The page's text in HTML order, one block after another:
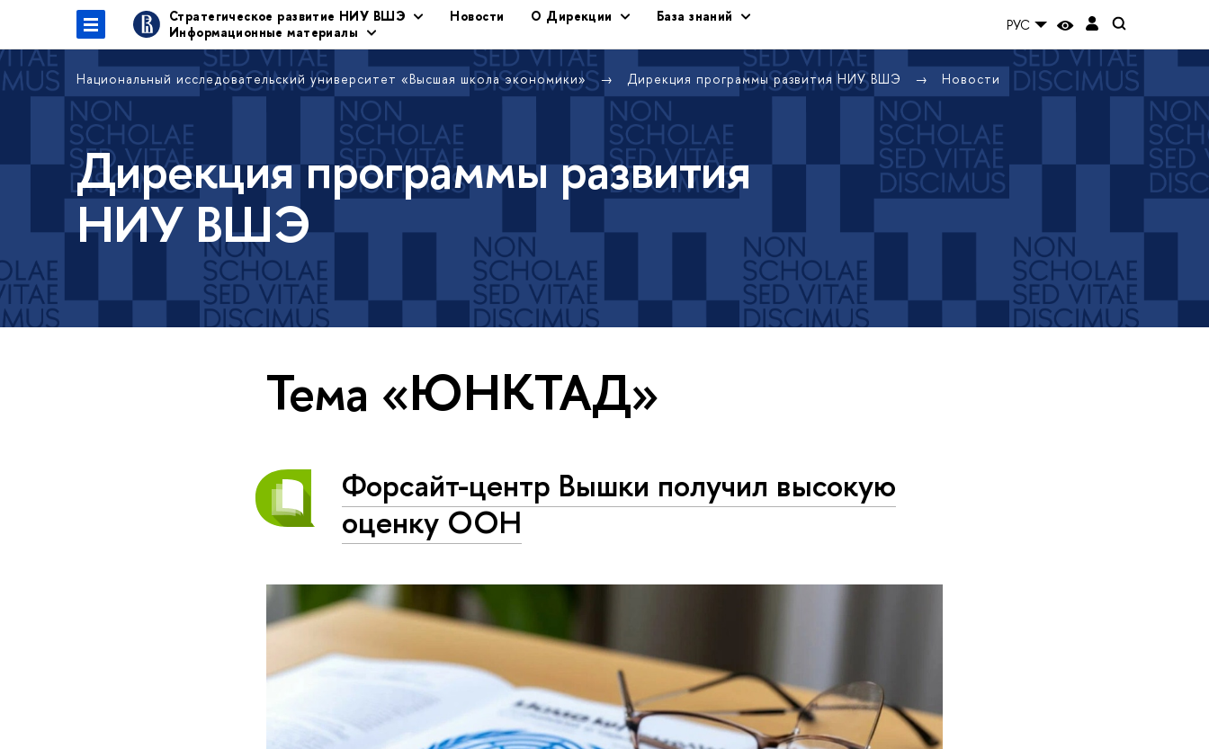
Стратегическое развитие НИУ ВШЭ Новости О Дирекции
База знаний
Информационные материалы
РУС
Национальный исследовательский университет «Высшая школа экономики» Дирекция программы развития НИУ ВШЭ Новости
Дирекция программы развития
НИУ ВШЭ
Тема «ЮНКТАД»
Форсайт-центр Вышки получил высокую
оценку ООН